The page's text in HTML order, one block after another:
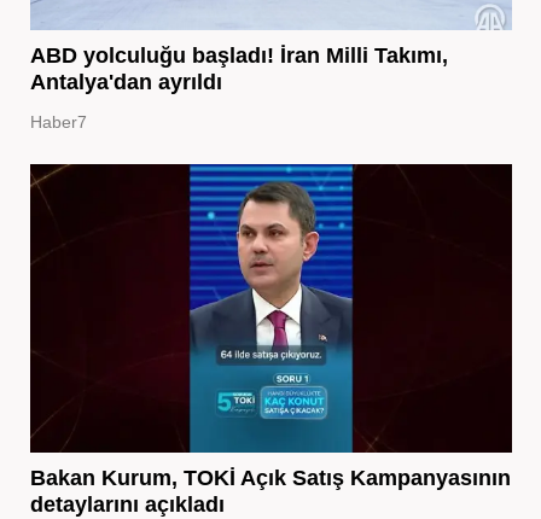
ABD yolculuğu başladı! İran Milli Takımı,
Antalya'dan ayrıldı
Haber7
Bakan Kurum, TOKİ Açık Satış Kampanyasının
detaylarını açıkladı